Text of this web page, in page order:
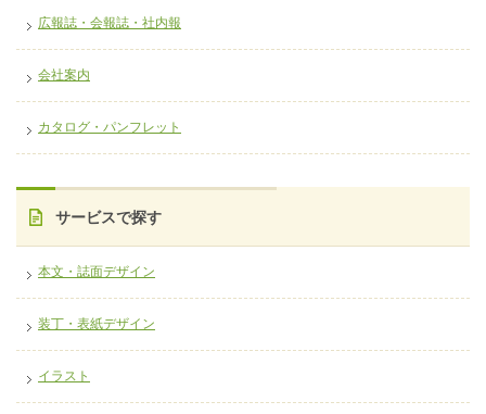
広報誌・会報誌・社内報
会社案内
カタログ・パンフレット
サービスで探す
本文・誌面デザイン
装丁・表紙デザイン
イラスト